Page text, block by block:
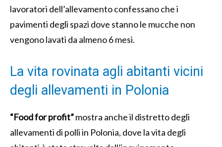
lavoratori dell’allevamento confessano che i
pavimenti degli spazi dove stanno le mucche non
vengono lavati da almeno 6 mesi.
La vita rovinata agli abitanti vicini
degli allevamenti in Polonia
“Food for profit”mostra anche il distretto degli
allevamenti di polli in Polonia, dove la vita degli